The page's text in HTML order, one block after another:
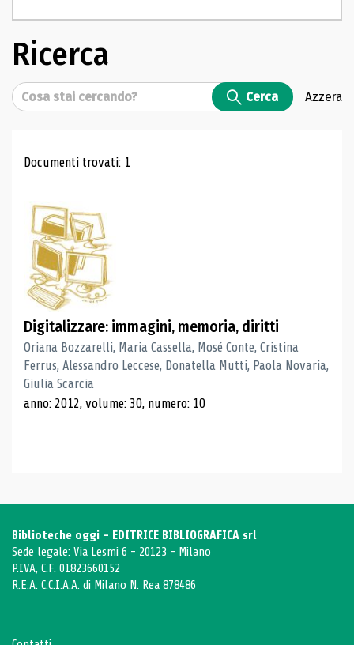
Ricerca
Cerca Cerca Azzera
Risultati di ricerca
Documenti trovati: 1
Digitalizzare: immagini, memoria, diritti
Oriana Bozzarelli, Maria Cassella, Mosé Conte, Cristina
Ferrus, Alessandro Leccese, Donatella Mutti, Paola Novaria,
Giulia Scarcia
anno: 2012, volume: 30, numero: 10
Biblioteche oggi - EDITRICE BIBLIOGRAFICA srl
Sede legale: Via Lesmi 6 - 20123 - Milano
P.IVA, C.F. 01823660152
R.E.A. C.C.I.A.A. di Milano N. Rea 878486